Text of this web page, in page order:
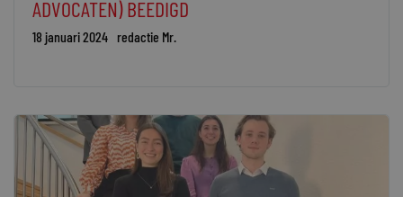
ADVOCATEN) BEËDIGD
18 januari 2024 redactie Mr.